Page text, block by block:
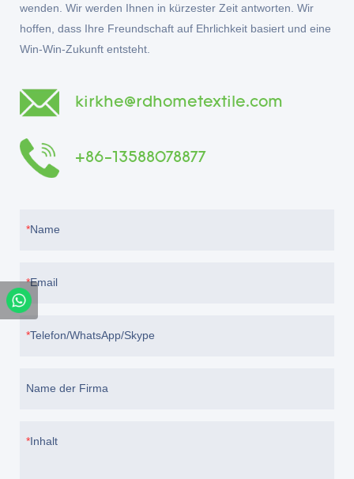
wenden. Wir werden Ihnen in kürzester Zeit antworten. Wir
hoffen, dass Ihre Freundschaft auf Ehrlichkeit basiert und eine
Win-Win-Zukunft entsteht.
kirkhe@rdhometextile.com
+86-13588078877
Name
Email
Telefon/WhatsApp/Skype
Name der Firma
Inhalt